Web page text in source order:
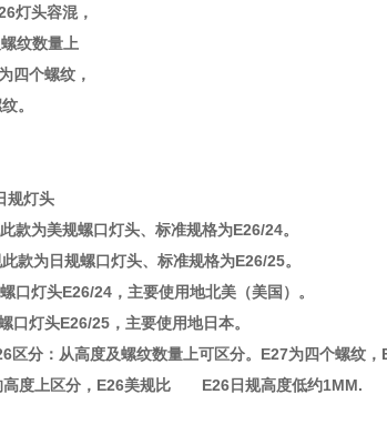
灯头容混，
纹数量上
四个螺纹，
。
规灯头
为美规螺口灯头、标准规格为E26/24。
日规螺口灯头、标准规格为E26/25。
灯头E26/24，主要使用地北美（美国）。
头E26/25，主要使用地日本。
分：从高度及螺纹数量上可区分。E27为四个螺纹
高度上区分，E26美规比 E26日规高度低约1MM.